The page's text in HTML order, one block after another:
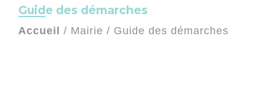
Guide des démarches
Accueil / Mairie / Guide des démarches